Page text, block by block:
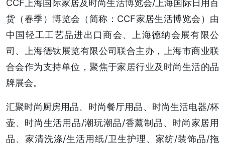
CCF上海国际家居及时尚生活博览会/上海国际日用百
货（春季）博览会（简称：CCF家居生活博览会）由
中国轻工工艺品进出口商会、上海德纳会展有限公
司、上海德钛展览有限公司联合主办，上海市商业联
合会作为支持单位，聚焦于家居行业及时尚生活的品
牌展会。
汇聚时尚厨房用品、时尚餐厅用品、时尚生活电器/杯
壶、时尚生活用品/潮玩潮品/香薰制品、时尚家居用
品、家清洗涤/生活用纸/卫生护理、家纺/装饰品/拖